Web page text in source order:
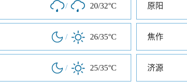
/ 20/32°C 原阳
/ 26/35°C 焦作
/ 25/35°C 济源